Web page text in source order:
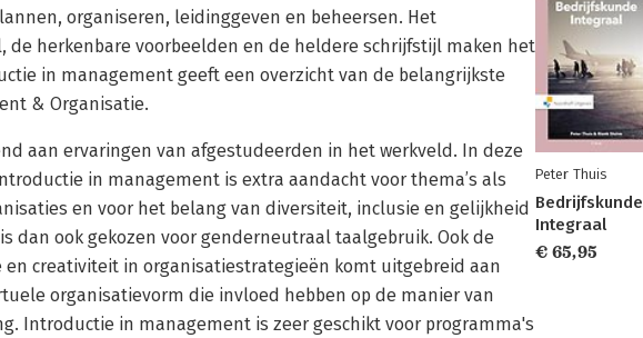
organiseren, leidinggeven en beheersen. Het
de herkenbare voorbeelden en de heldere schrijfstijl maken het
in management geeft een overzicht van de belangrijkste
& Organisatie.
aan ervaringen van afgestudeerden in het werkveld. In deze
in management is extra aandacht voor thema’s als
en voor het belang van diversiteit, inclusie en gelijkheid
dan ook gekozen voor genderneutraal taalgebruik. Ook de
creativiteit in organisatiestrategieën komt uitgebreid aan
organisatievorm die invloed hebben op de manier van
Introductie in management is zeer geschikt voor programma's
Peter Thuis
Bedrijfskunde
Integraal
€ 65,95